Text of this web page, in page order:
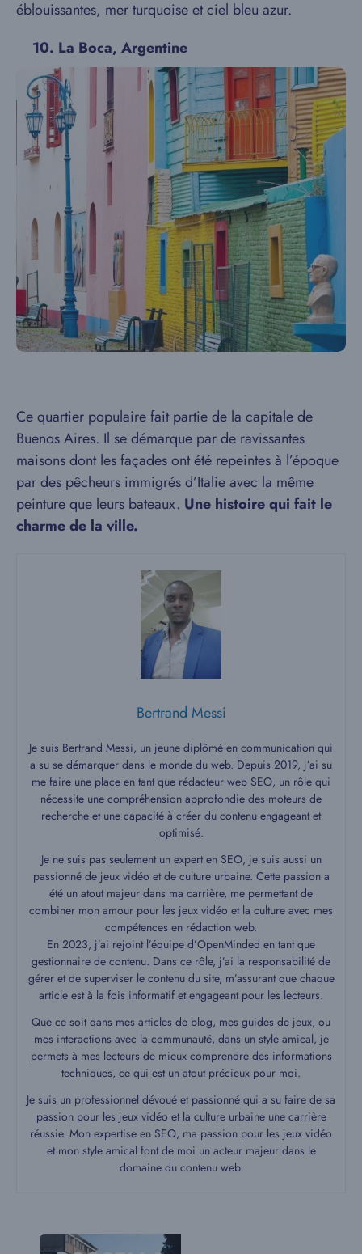
éblouissantes, mer turquoise et ciel bleu azur.
10. La Boca, Argentine
Ce quartier populaire fait partie de la capitale de
Buenos Aires. Il se démarque par de ravissantes
maisons dont les façades ont été repeintes à l’époque
par des pêcheurs immigrés d’Italie avec la même
peinture que leurs bateaux. Une histoire qui fait le
charme de la ville.
Bertrand Messi
Je suis Bertrand Messi, un jeune diplômé en communication qui
a su se démarquer dans le monde du web. Depuis 2019, j’ai su
me faire une place en tant que rédacteur web SEO, un rôle qui
nécessite une compréhension approfondie des moteurs de
recherche et une capacité à créer du contenu engageant et
optimisé.
Je ne suis pas seulement un expert en SEO, je suis aussi un
passionné de jeux vidéo et de culture urbaine. Cette passion a
été un atout majeur dans ma carrière, me permettant de
combiner mon amour pour les jeux vidéo et la culture avec mes
compétences en rédaction web.
En 2023, j’ai rejoint l’équipe d’OpenMinded en tant que
gestionnaire de contenu. Dans ce rôle, j’ai la responsabilité de
gérer et de superviser le contenu du site, m’assurant que chaque
article est à la fois informatif et engageant pour les lecteurs.
Que ce soit dans mes articles de blog, mes guides de jeux, ou
mes interactions avec la communauté, dans un style amical, je
permets à mes lecteurs de mieux comprendre des informations
techniques, ce qui est un atout précieux pour moi.
Je suis un professionnel dévoué et passionné qui a su faire de sa
passion pour les jeux vidéo et la culture urbaine une carrière
réussie. Mon expertise en SEO, ma passion pour les jeux vidéo
et mon style amical font de moi un acteur majeur dans le
domaine du contenu web.